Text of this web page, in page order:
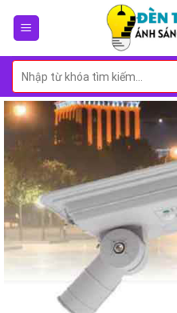
Tìm
kiếm: